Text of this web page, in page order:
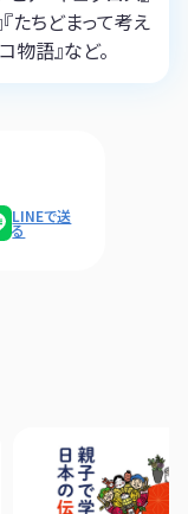
たちどまって考え
物語』など。
LINEで送
る